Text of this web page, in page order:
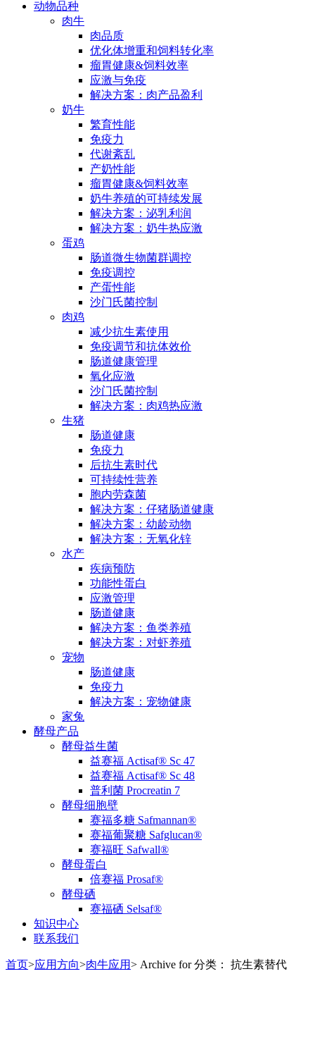
动物品种
肉牛
肉品质
优化体增重和饲料转化率
瘤胃健康&饲料效率
应激与免疫
解决方案：肉产品盈利
奶牛
繁育性能
免疫力
代谢紊乱
产奶性能
瘤胃健康&饲料效率
奶牛养殖的可持续发展
解决方案：泌乳利润
解决方案：奶牛热应激
蛋鸡
肠道微生物菌群调控
免疫调控
产蛋性能
沙门氏菌控制
肉鸡
减少抗生素使用
免疫调节和抗体效价
肠道健康管理
氧化应激
沙门氏菌控制
解决方案：肉鸡热应激
生猪
肠道健康
免疫力
后抗生素时代
可持续性营养
胞内劳森菌
解决方案：仔猪肠道健康
解决方案：幼龄动物
解决方案：无氧化锌
水产
疾病预防
功能性蛋白
应激管理
肠道健康
解决方案：鱼类养殖
解决方案：对虾养殖
宠物
肠道健康
免疫力
解决方案：宠物健康
家兔
酵母产品
酵母益生菌
益赛福 Actisaf® Sc 47
益赛福 Actisaf® Sc 48
普利菌 Procreatin 7
酵母细胞壁
赛福多糖 Safmannan®
赛福葡聚糖 Safglucan®
赛福旺 Safwall®
酵母蛋白
倍赛福 Prosaf®
酵母硒
赛福硒 Selsaf®
知识中心
联系我们
首页>应用方向>肉牛应用> Archive for分类： 抗生素替代